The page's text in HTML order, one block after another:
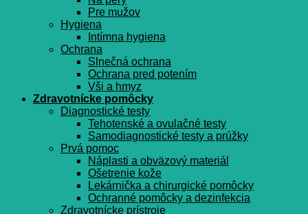
Pre mužov
Hygiena
Intímna hygiena
Ochrana
Slnečná ochrana
Ochrana pred potením
Vši a hmyz
Zdravotnícke pomôcky
Diagnostické testy
Tehotenské a ovulačné testy
Samodiagnostické testy a prúžky
Prvá pomoc
Náplasti a obväzový materiál
Ošetrenie kože
Lekárnička a chirurgické pomôcky
Ochranné pomôcky a dezinfekcia
Zdravotnícke prístroje